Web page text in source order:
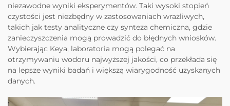
niezawodne wyniki eksperymentów. Taki wysoki stopień
czystości jest niezbędny w zastosowaniach wrażliwych,
takich jak testy analityczne czy synteza chemiczna, gdzie
zanieczyszczenia mogą prowadzić do błędnych wniosków.
Wybierając Keya, laboratoria mogą polegać na
otrzymywaniu wodoru najwyższej jakości, co przekłada się
na lepsze wyniki badań i większą wiarygodność uzyskanych
danych.